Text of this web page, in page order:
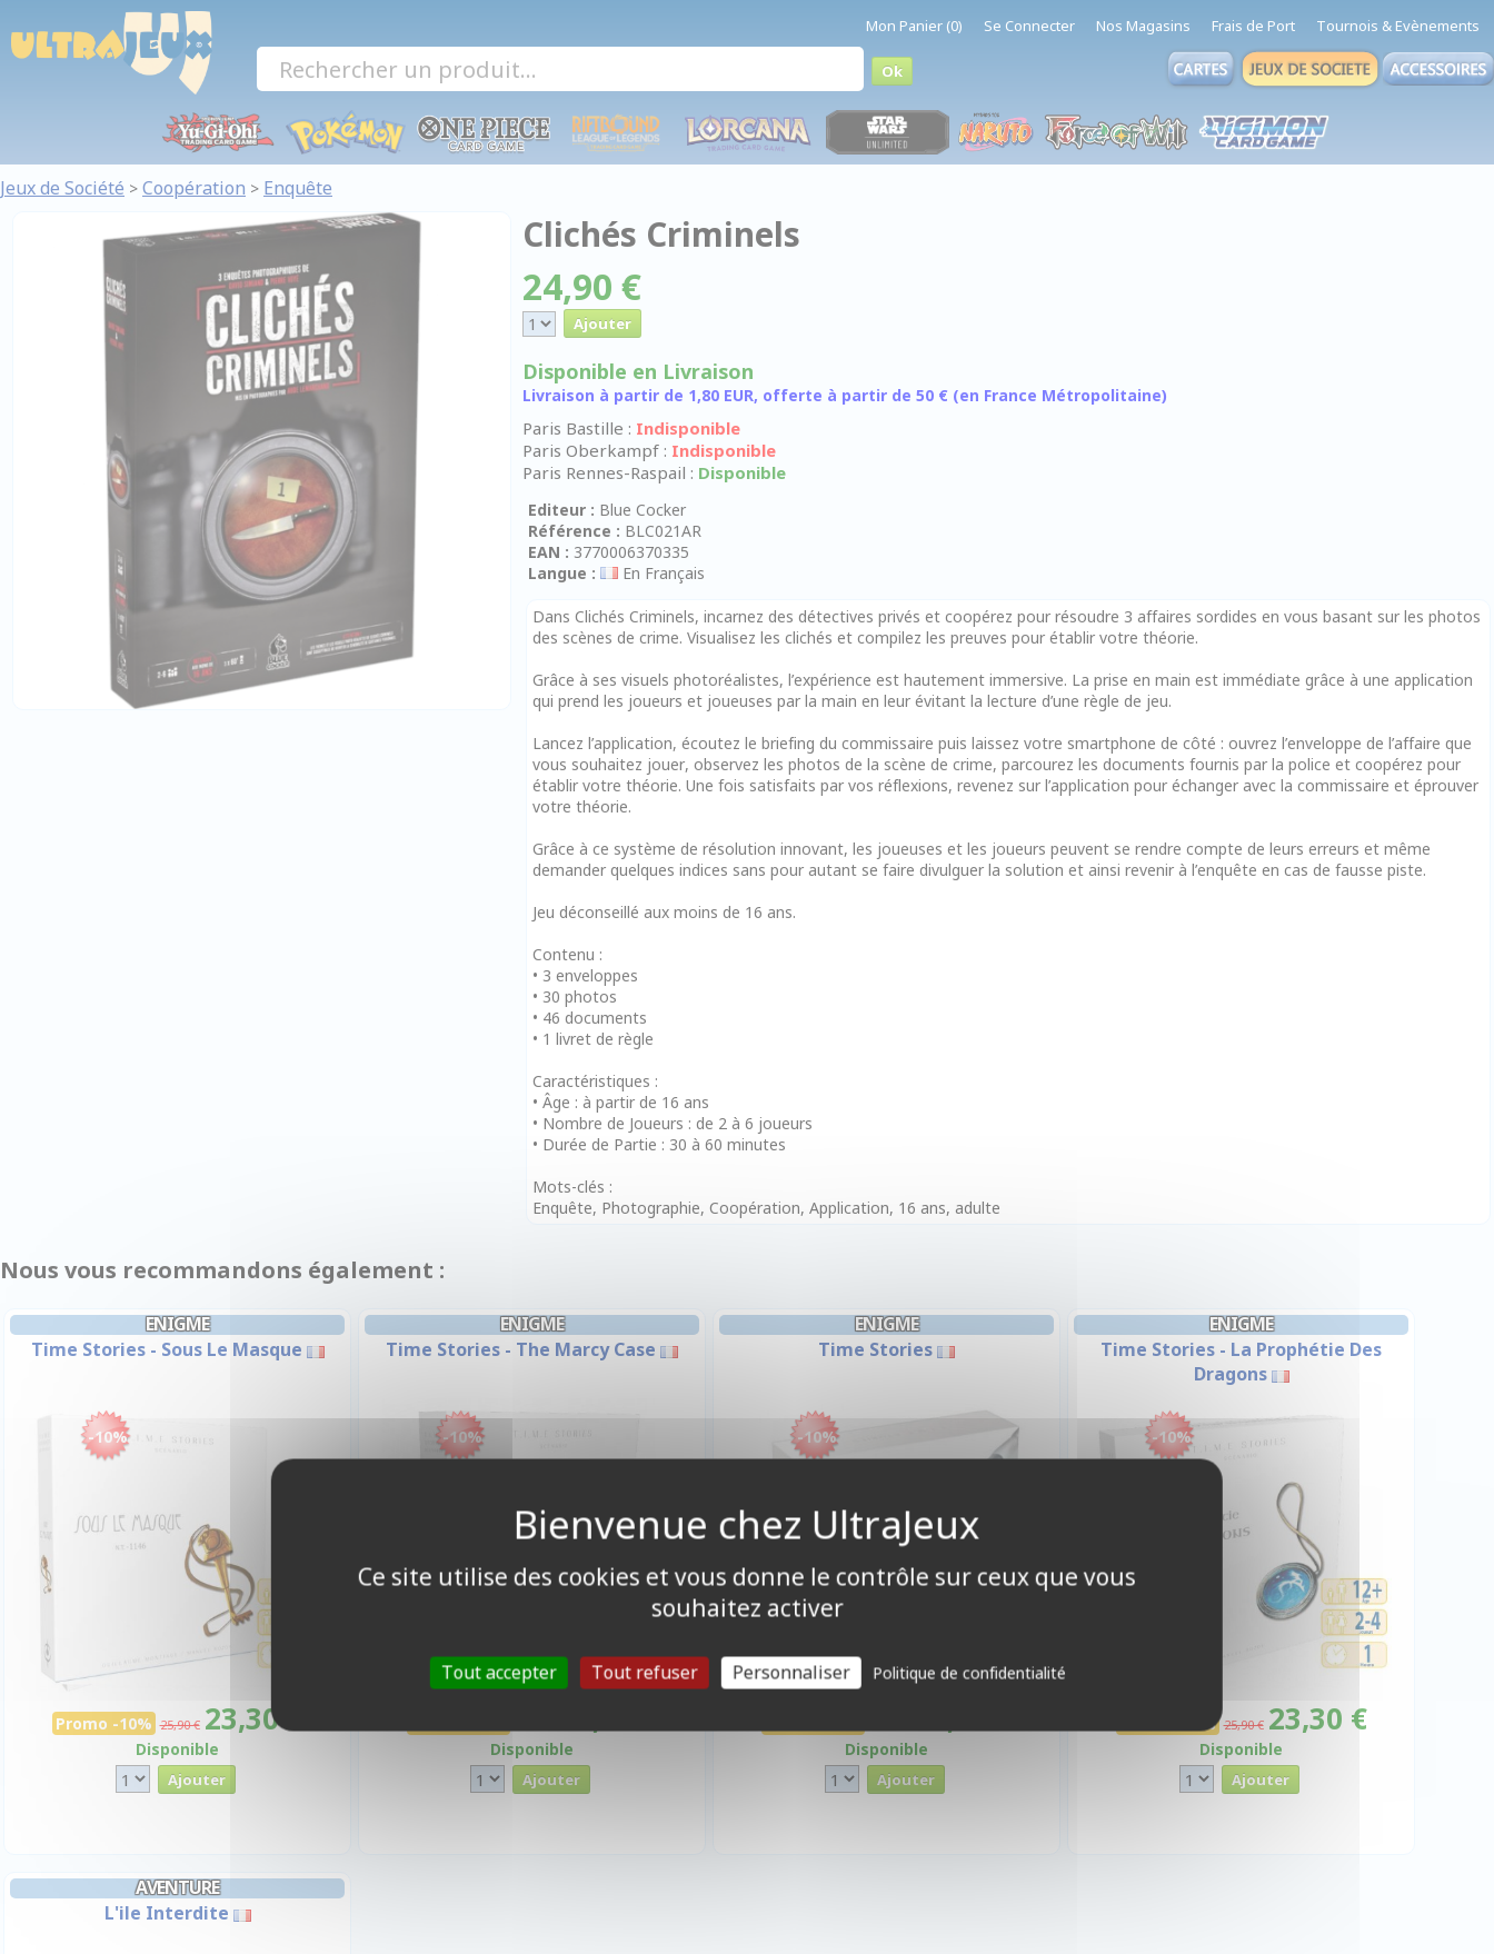
Mon Panier (0) Se Connecter Nos Magasins Frais de Port Tournois & Evènements
Jeux de Société > Coopération > Enquête
Clichés Criminels
24,90 €
Disponible en Livraison
Livraison à partir de 1,80 EUR, offerte à partir de 50 € (en France Métropolitaine)
Paris Bastille : Indisponible
Paris Oberkampf : Indisponible
Paris Rennes-Raspail : Disponible
Editeur : Blue Cocker
Référence : BLC021AR
EAN : 3770006370335
Langue :
En Français
Dans Clichés Criminels, incarnez des détectives privés et coopérez pour résoudre 3 affaires sordides en vous basant sur les photos
des scènes de crime. Visualisez les clichés et compilez les preuves pour établir votre théorie.
Grâce à ses visuels photoréalistes, l’expérience est hautement immersive. La prise en main est immédiate grâce à une application
qui prend les joueurs et joueuses par la main en leur évitant la lecture d’une règle de jeu.
Lancez l’application, écoutez le briefing du commissaire puis laissez votre smartphone de côté : ouvrez l’enveloppe de l’affaire que
vous souhaitez jouer, observez les photos de la scène de crime, parcourez les documents fournis par la police et coopérez pour
établir votre théorie. Une fois satisfaits par vos réflexions, revenez sur l’application pour échanger avec la commissaire et éprouver
votre théorie.
Grâce à ce système de résolution innovant, les joueuses et les joueurs peuvent se rendre compte de leurs erreurs et même
demander quelques indices sans pour autant se faire divulguer la solution et ainsi revenir à l’enquête en cas de fausse piste.
Jeu déconseillé aux moins de 16 ans.
Contenu :
• 3 enveloppes
• 30 photos
• 46 documents
• 1 livret de règle
Caractéristiques :
• Âge : à partir de 16 ans
• Nombre de Joueurs : de 2 à 6 joueurs
• Durée de Partie : 30 à 60 minutes
Mots-clés :
Enquête, Photographie, Coopération, Application, 16 ans, adulte
Nous vous recommandons également :
ENIGME
Time Stories - Sous Le Masque
-10%
Promo -10% 25,90 € 23,30 €
Disponible
ENIGME
Time Stories - The Marcy Case
-10%
Disponible
ENIGME
Time Stories
-10%
Disponible
ENIGME
Time Stories - La Prophétie Des
Dragons
-10%
Promo -10% 25,90 € 23,30 €
Disponible
AVENTURE
L'ile Interdite
Panneau de gestion des cookies
Ce site utilise des cookies et vous donne le contrôle sur ceux que vous
souhaitez activer
Tout accepter Tout refuser Personnaliser Politique de confidentialité